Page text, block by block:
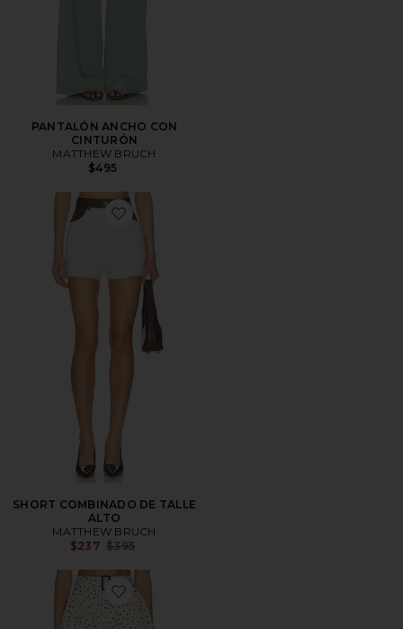
PANTALÓN ANCHO CON
CINTURÓN
MATTHEW BRUCH
$495
Favorite SHORT COMBINADO DE TALLE ALTO
SHORT COMBINADO DE TALLE
ALTO
MATTHEW BRUCH
$237 Previous price:
$395
Favorite SHORT BURBUJA